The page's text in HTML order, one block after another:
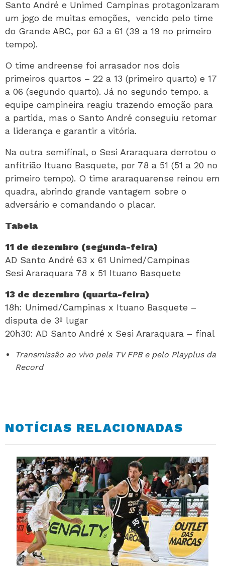
Santo André e Unimed Campinas protagonizaram
um jogo de muitas emoções, vencido pelo time
do Grande ABC, por 63 a 61 (39 a 19 no primeiro
tempo).
O time andreense foi arrasador nos dois
primeiros quartos – 22 a 13 (primeiro quarto) e 17
a 06 (segundo quarto). Já no segundo tempo. a
equipe campineira reagiu trazendo emoção para
a partida, mas o Santo André conseguiu retomar
a liderança e garantir a vitória.
Na outra semifinal, o Sesi Araraquara derrotou o
anfitrião Ituano Basquete, por 78 a 51 (51 a 20 no
primeiro tempo). O time araraquarense reinou em
quadra, abrindo grande vantagem sobre o
adversário e comandando o placar.
Tabela
11 de dezembro (segunda-feira)
AD Santo André 63 x 61 Unimed/Campinas
Sesi Araraquara 78 x 51 Ituano Basquete
13 de dezembro (quarta-feira)
18h: Unimed/Campinas x Ituano Basquete –
disputa de 3º lugar
20h30: AD Santo André x Sesi Araraquara – final
Transmissão ao vivo pela TV FPB e pelo Playplus da
Record
NOTÍCIAS RELACIONADAS